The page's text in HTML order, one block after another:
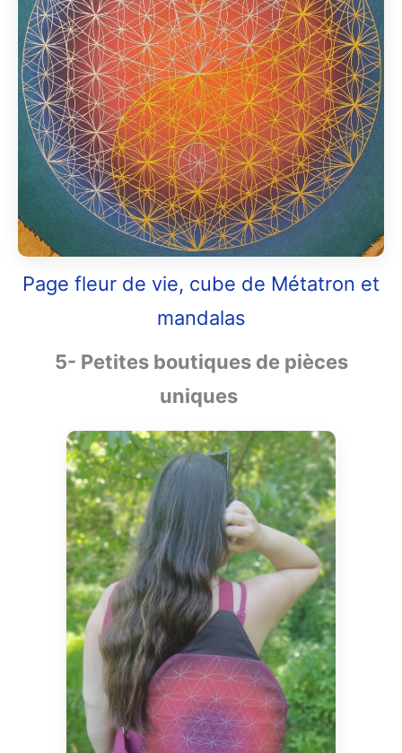
Page fleur de vie, cube de Métatron et
mandalas
5- Petites boutiques de pièces
uniques